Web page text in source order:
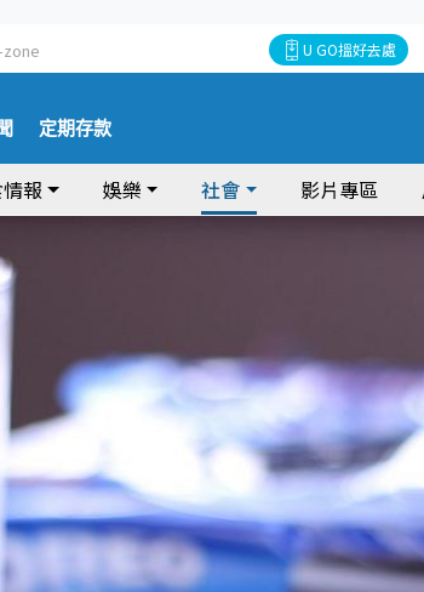
U GO搵好去處
定期存款
報 娛樂 社會 影片專區